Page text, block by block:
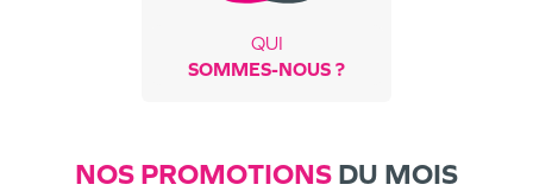
QUI
SOMMES-NOUS ?
NOS PROMOTIONS DU MOIS